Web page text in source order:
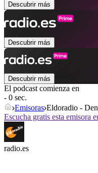
Descubrir más
Descubrir más
Descubrir más
El podcast comienza en
- 0 sec.
Emisoras Eldoradio -
Escucha gratis esta emisora
radio.es